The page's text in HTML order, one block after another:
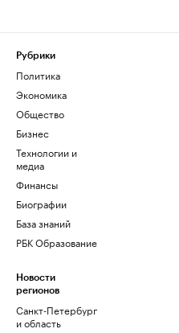
Рубрики
Политика
Экономика
Общество
Бизнес
Технологии и
медиа
Финансы
Биографии
База знаний
РБК Образование
Новости
регионов
Санкт-Петербург
и область